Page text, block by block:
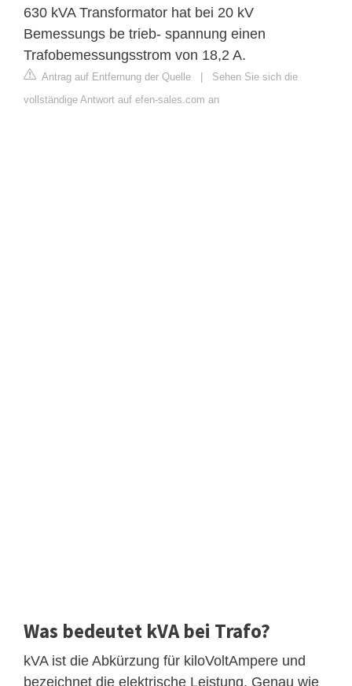
630 kVA Transformator hat bei 20 kV
Bemessungs be trieb- spannung einen
Trafobemessungsstrom von 18,2 A.
Antrag auf Entfernung der Quelle | Sehen Sie sich die
vollständige Antwort auf efen-sales.com an
Was bedeutet kVA bei Trafo?
kVA ist die Abkürzung für kiloVoltAmpere und
bezeichnet die elektrische Leistung. Genau wie